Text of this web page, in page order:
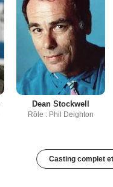
Dean Stockwell
Rôle : Phil Deighton
Casting complet